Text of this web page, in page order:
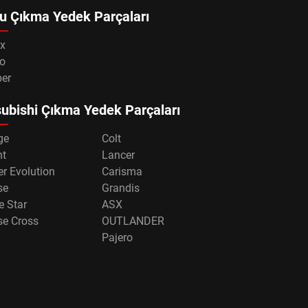
Çıkma Yedek Parçaları
Çıkma Yedek Parçaları
Colt
Lancer
Evolution
Carisma
Grandis
Star
ASX
Cross
OUTLANDER
Pajero